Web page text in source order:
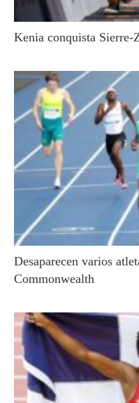
Kenia conquista Sierre-
Desaparecen varios
Commonwealth